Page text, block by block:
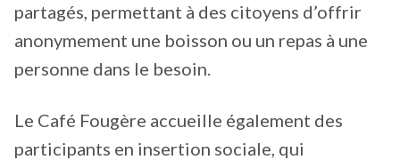
partagés, permettant à des citoyens d’offrir
anonymement une boisson ou un repas à une
personne dans le besoin.
Le Café Fougère accueille également des
participants en insertion sociale, qui